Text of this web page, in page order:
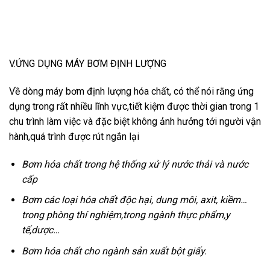
V.ỨNG DỤNG MÁY BƠM ĐỊNH LƯỢNG
Về dòng máy bơm định lượng hóa chất, có thể nói rằng ứng
dụng trong rất nhiều lĩnh vực,tiết kiệm được thời gian trong 1
chu trình làm việc và đặc biệt không ảnh hưởng tới người vận
hành,quá trình được rút ngắn lại
Bơm hóa chất trong hệ thống xử lý nước thải và nước
cấp
Bơm các loại hóa chất độc hại, dung môi, axit, kiềm…
trong phòng thí nghiệm,trong ngành thực phẩm,y
tế,dược…
Bơm hóa chất cho ngành sản xuất bột giấy.